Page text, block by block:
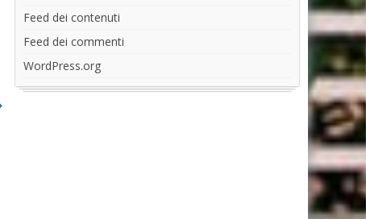
Feed dei contenuti
Feed dei commenti
WordPress.org